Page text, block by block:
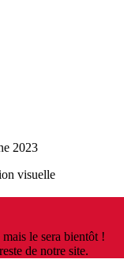
2023
visuelle
le sera bientôt !
de notre site.